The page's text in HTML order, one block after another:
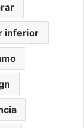
inferior